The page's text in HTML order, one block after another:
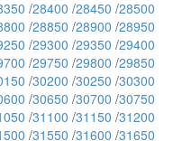
/28400 /28450 /28500
/28850 /28900 /28950
/29300 /29350 /29400
/29750 /29800 /29850
/30200 /30250 /30300
/30650 /30700 /30750
/31100 /31150 /31200
/31550 /31600 /31650